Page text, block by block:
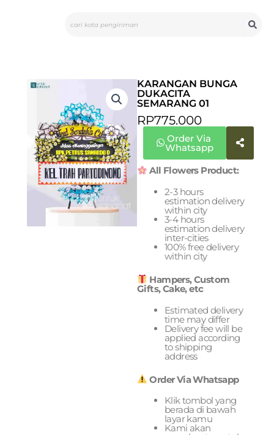
KARANGAN BUNGA
DUKACITA
SEMARANG 01
RP775.000
Order Via
Whatsapp
All Flowers Product:
2-3 hours
estimation delivery
within city
3-4 hours
estimation delivery
inter-cities
100% free delivery
within city
Hampers, Custom
Gifts, Cake, etc
Estimated delivery
time may differ
Delivery fee will be
applied according
to shipping
address
Order Via Whatsapp
Klik tombol yang
berada di bawah
layar kamu
Kami akan